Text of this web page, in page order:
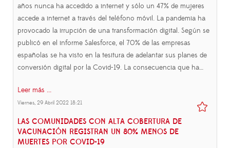
años nunca ha accedido a internet y sólo un 47% de mujeres
accede a internet a través del teléfono móvil. La pandemia ha
provocado la irrupción de una transformación digital. Según se
publicó en el informe Salesforce, el 70% de las empresas
españolas se ha visto en la tesitura de adelantar sus planes de
conversión digital por la Covid-19. La consecuencia que ha…
Leer más ...
Viernes, 29 Abril 2022 18:21
LAS COMUNIDADES CON ALTA COBERTURA DE
VACUNACIÓN REGISTRAN UN 80% MENOS DE
MUERTES POR COVID-19